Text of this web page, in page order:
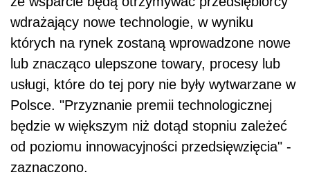
wdrażający nowe technologie, w wyniku
których na rynek zostaną wprowadzone nowe
lub znacząco ulepszone towary, procesy lub
usługi, które do tej pory nie były wytwarzane w
Polsce. "Przyznanie premii technologicznej
będzie w większym niż dotąd stopniu zależeć
od poziomu innowacyjności przedsięwzięcia" -
zaznaczono.